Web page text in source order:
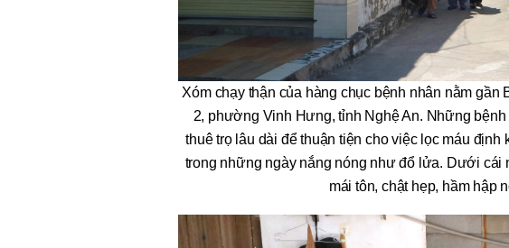
Xóm chạy thận của hàng chục bệnh nhân nằm
2, phường Vinh Hưng, tỉnh Nghệ An. Những
thuê trọ lâu dài để thuận tiện cho việc lọc máu định
trong những ngày nắng nóng như đổ lửa. Dưới cái
mái tôn, chật hẹp, hầm hập